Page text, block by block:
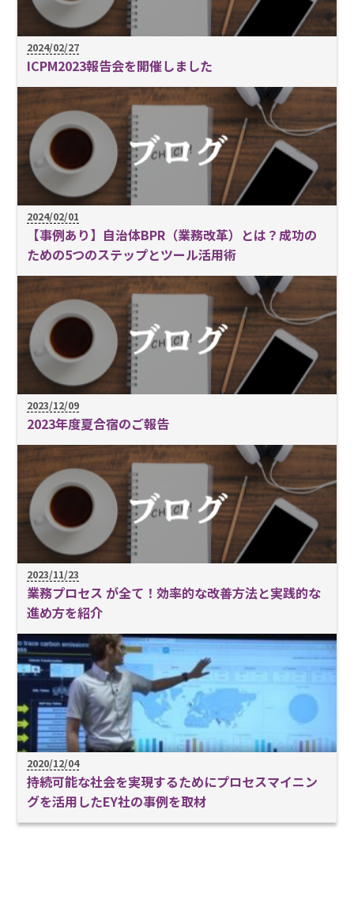
2024/02/27
ICPM2023報告会を開催しました
2024/02/01
【事例あり】自治体BPR（業務改革）とは？成功の
ための5つのステップとツール活用術
2023/12/09
2023年度夏合宿のご報告
2023/11/23
業務プロセス が全て！効率的な改善方法と実践的な
進め方を紹介
2020/12/04
持続可能な社会を実現するためにプロセスマイニン
グを活用したEY社の事例を取材